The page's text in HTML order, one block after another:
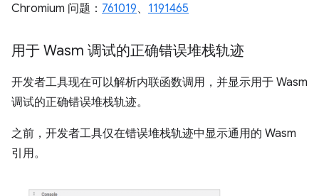
Chromium 问题： 761019、 1191465
用于 Wasm 调试的正确错误堆栈轨迹
开发者工具现在可以解析内联函数调用，并显示用于 Wasm
调试的正确错误堆栈轨迹。
之前，开发者工具仅在错误堆栈轨迹中显示通用的 Wasm
引用。